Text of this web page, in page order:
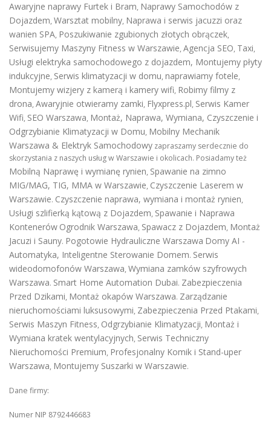
Awaryjne naprawy Furtek i Bram, Naprawy Samochodów z
Dojazdem, Warsztat mobilny, Naprawa i serwis jacuzzi oraz
wanien SPA, Poszukiwanie zgubionych złotych obrączek,
Serwisujemy Maszyny Fitness w Warszawie, Agencja SEO, Taxi,
Usługi elektryka samochodowego z dojazdem, Montujemy płyty
indukcyjne, Serwis klimatyzacji w domu, naprawiamy fotele,
Montujemy wizjery z kamerą i kamery wifi, Robimy filmy z
drona, Awaryjnie otwieramy zamki, Flyxpress.pl, Serwis Kamer
Wifi, SEO Warszawa, Montaż, Naprawa, Wymiana, Czyszczenie i
Odgrzybianie Klimatyzacji w Domu, Mobilny Mechanik
Warszawa & Elektryk Samochodowy zapraszamy serdecznie do
skorzystania z naszych usług w Warszawie i okolicach. Posiadamy też
Mobilną Naprawę i wymianę rynien, Spawanie na zimno
MIG/MAG, TIG, MMA w Warszawie, Czyszczenie Laserem w
Warszawie. Czyszczenie naprawa, wymiana i montaż rynien,
Usługi szlifierką kątową z Dojazdem, Spawanie i Naprawa
Kontenerów Ogrodnik Warszawa, Spawacz z Dojazdem, Montaż
Jacuzi i Sauny. Pogotowie Hydrauliczne Warszawa Domy AI -
Automatyka, Inteligentne Sterowanie Domem. Serwis
wideodomofonów Warszawa, Wymiana zamków szyfrowych
Warszawa. Smart Home Automation Dubai. Zabezpieczenia
Przed Dzikami, Montaż okapów Warszawa. Zarządzanie
nieruchomościami luksusowymi, Zabezpieczenia Przed Ptakami,
Serwis Maszyn Fitness, Odgrzybianie Klimatyzacji, Montaż i
Wymiana kratek wentylacyjnych, Serwis Techniczny
Nieruchomości Premium, Profesjonalny Komik i Stand-uper
Warszawa, Montujemy Suszarki w Warszawie.
Dane firmy:
Numer NIP 8792446683